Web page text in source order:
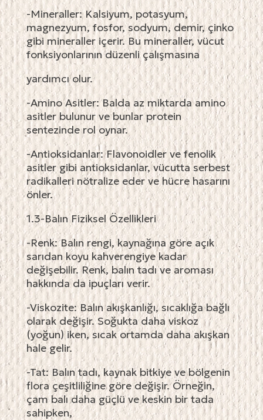
-Mineraller: Kalsiyum, potasyum,
magnezyum, fosfor, sodyum, demir, çinko
gibi mineraller içerir. Bu mineraller, vücut
fonksiyonlarının düzenli çalışmasına
yardımcı olur.
-Amino Asitler: Balda az miktarda amino
asitler bulunur ve bunlar protein
sentezinde rol oynar.
-Antioksidanlar: Flavonoidler ve fenolik
asitler gibi antioksidanlar, vücutta serbest
radikalleri nötralize eder ve hücre hasarını
önler.
1.3-Balın Fiziksel Özellikleri
-Renk: Balın rengi, kaynağına göre açık
sarıdan koyu kahverengiye kadar
değişebilir. Renk, balın tadı ve aroması
hakkında da ipuçları verir.
-Viskozite: Balın akışkanlığı, sıcaklığa bağlı
olarak değişir. Soğukta daha viskoz
(yoğun) iken, sıcak ortamda daha akışkan
hale gelir.
-Tat: Balın tadı, kaynak bitkiye ve bölgenin
flora çeşitliliğine göre değişir. Örneğin,
çam balı daha güçlü ve keskin bir tada
sahipken,